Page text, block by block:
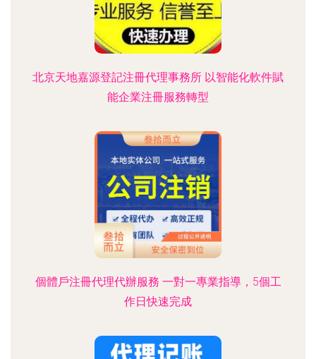
北京天地嘉源登記注冊代理事務所 以智能化軟件賦
能企業注冊服務轉型
個體戶注冊代理代辦服務 一對一專業指導，5個工
作日快速完成